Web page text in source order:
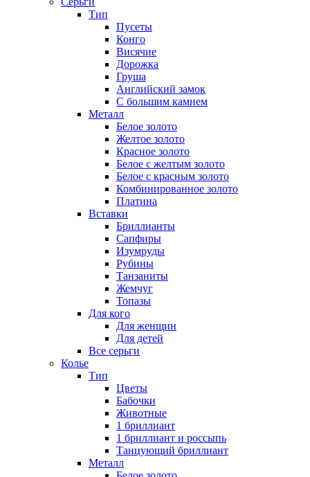
Тип
Пусеты
Конго
Висячие
Дорожка
Груша
Английский замок
С большим камнем
Металл
Белое золото
Желтое золото
Красное золото
Белое с желтым золото
Белое с красным золото
Комбинированное золото
Платина
Вставки
Бриллианты
Сапфиры
Изумруды
Рубины
Танзаниты
Жемчуг
Топазы
Для кого
Для женщин
Для детей
Все серьги
Колье
Тип
Цветы
Бабочки
Животные
1 бриллиант
1 бриллиант и россыпь
Танцующий бриллиант
Металл